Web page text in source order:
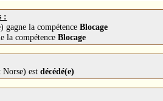
:
la compétenceBlocage
la compétenceBlocage
Norse) estdécédé(e)